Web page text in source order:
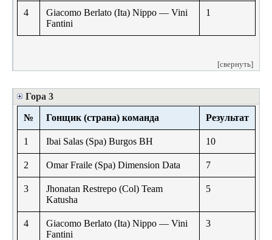
4
Giacomo Berlato (Ita) Nippo — Vini
Fantini
1
[свернуть]
Гора 3
№ Гонщик (страна) команда Результат
1 Ibai Salas (Spa) Burgos BH 10
2 Omar Fraile (Spa) Dimension Data 7
3
Jhonatan Restrepo (Col) Team
Katusha
5
4
Giacomo Berlato (Ita) Nippo — Vini
Fantini
3